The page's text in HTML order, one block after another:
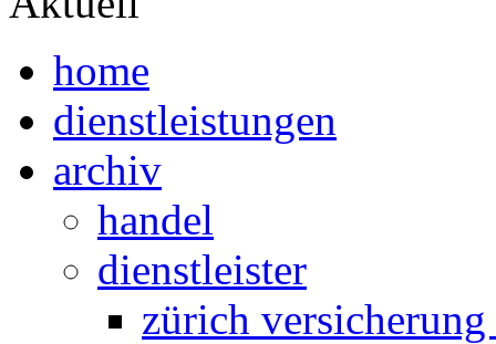
home
dienstleistungen
archiv
handel
dienstleister
zürich